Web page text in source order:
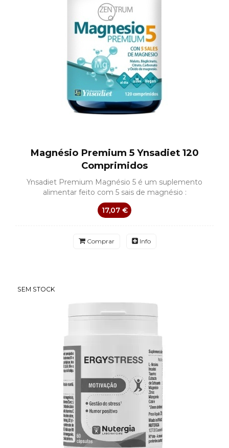
Magnésio Premium 5 Ynsadiet 120
Comprimidos
Ynsadiet Premium Magnésio 5 é um suplemento
alimentar feito com 5 sais de magnésio :
17,07 €
Comprar Info
SEM STOCK